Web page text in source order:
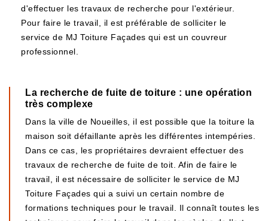
d'effectuer les travaux de recherche pour l'extérieur.
Pour faire le travail, il est préférable de solliciter le
service de MJ Toiture Façades qui est un couvreur
professionnel.
La recherche de fuite de toiture : une opération
très complexe
Dans la ville de Noueilles, il est possible que la toiture la
maison soit défaillante après les différentes intempéries.
Dans ce cas, les propriétaires devraient effectuer des
travaux de recherche de fuite de toit. Afin de faire le
travail, il est nécessaire de solliciter le service de MJ
Toiture Façades qui a suivi un certain nombre de
formations techniques pour le travail. Il connaît toutes les